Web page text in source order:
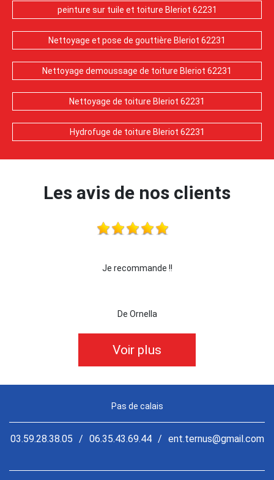
peinture sur tuile et toiture Bleriot 62231
Nettoyage et pose de gouttière Bleriot 62231
Nettoyage demoussage de toiture Bleriot 62231
Nettoyage de toiture Bleriot 62231
Hydrofuge de toiture Bleriot 62231
Les avis de nos clients
Je recommande !!
De Ornella
Voir plus
Pas de calais
03.59.28.38.05 / 06.35.43.69.44 / ent.ternus@gmail.com